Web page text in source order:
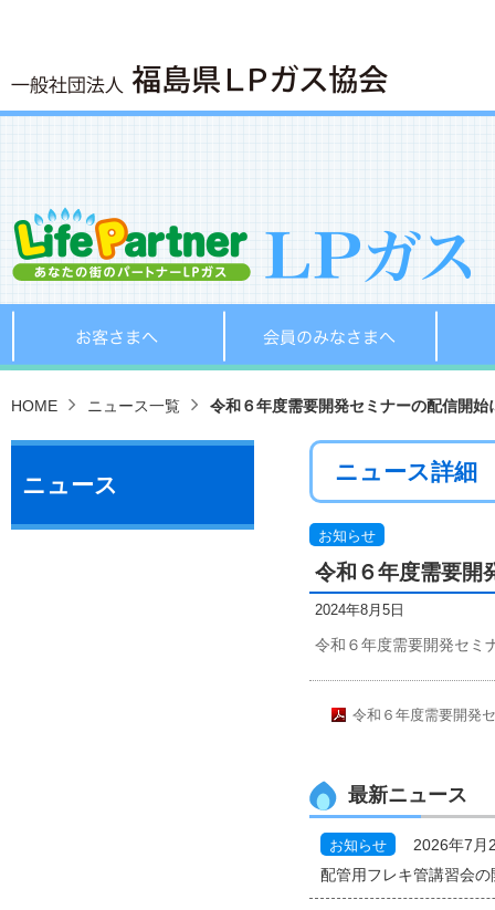
お客さまへ 会員の
HOME ニュース一覧 令和６年度需要開発セミナーの配信開始
ニュース詳細
お知らせ
令和６年度需要開
2024年8月5日
令和６年度需要開発セミ
令和６年度需要開発
最新ニュース
お知らせ 2026年7月
配管用フレキ管講習会
ニュース